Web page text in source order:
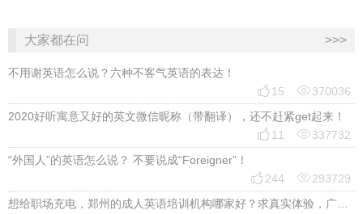
大家都在问 >>>
不用谢英语怎么说？六种不客气英语的表达！
 15 370036
2020好听寓意又好的英文微信昵称（带翻译），还不赶紧get起来！
 11 337732
“外国人”的英语怎么说？ 不要说成“Foreigner”！
 244 293729
想给职场充电，郑州的成人英语培训机构哪家好？求真实体验，广告勿扰，感谢！